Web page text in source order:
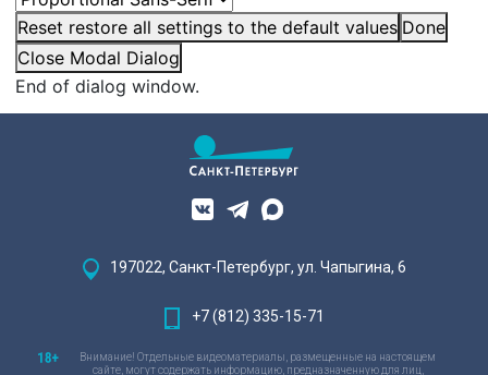
Reset restore all settings to the default values Done
Close Modal Dialog
End of dialog window.
197022, Санкт-Петербург, ул. Чапыгина, 6
+7 (812) 335-15-71
Внимание! Отдельные видеоматериалы, размещенные на настоящем
сайте, могут содержать информацию, предназначенную для лиц,